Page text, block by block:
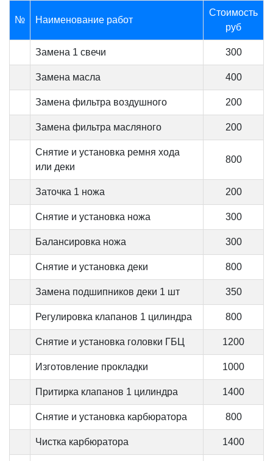
№ Наименование работ
Стоимость
руб
Замена 1 свечи 300
Замена масла 400
Замена фильтра воздушного 200
Замена фильтра масляного 200
Снятие и установка ремня хода
или деки
800
Заточка 1 ножа 200
Снятие и установка ножа 300
Балансировка ножа 300
Снятие и установка деки 800
Замена подшипников деки 1 шт 350
Регулировка клапанов 1 цилиндра 800
Снятие и установка головки ГБЦ 1200
Изготовление прокладки 1000
Притирка клапанов 1 цилиндра 1400
Снятие и установка карбюратора 800
Чистка карбюратора 1400